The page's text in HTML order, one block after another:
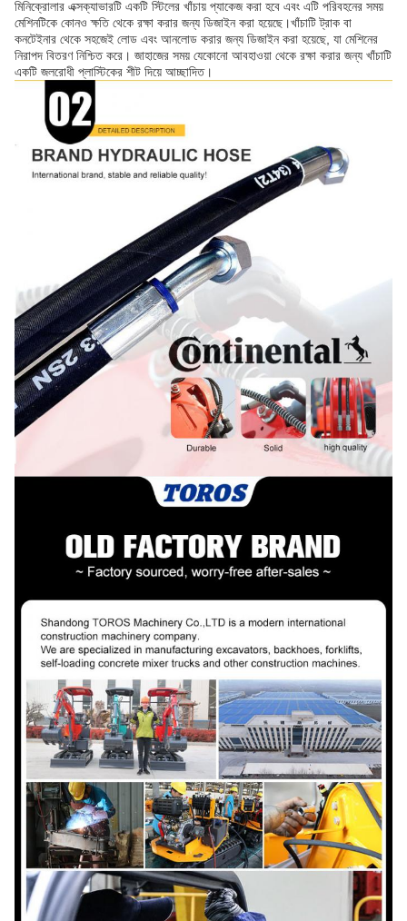
মিনিক্রোলার এক্সক্যাভারটি একটি স্টিলের খাঁচায় প্যাকেজ করা হবে এবং এটি পরিবহনের সময়
মেশিনটিকে কোনও ক্ষতি থেকে রক্ষা করার জন্য ডিজাইন করা হয়েছে।খাঁচাটি ট্রাক বা
কনটেইনার থেকে সহজেই লোড এবং আনলোড করার জন্য ডিজাইন করা হয়েছে, যা মেশিনের
নিরাপদ বিতরণ নিশ্চিত করে। জাহাজের সময় যেকোনো আবহাওয়া থেকে রক্ষা করার জন্য খাঁচাটি
একটি জলরোধী প্লাস্টিকের শীট দিয়ে আচ্ছাদিত।